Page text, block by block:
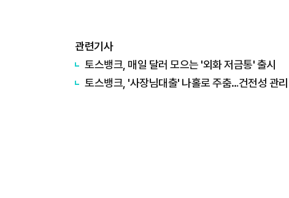
관련기사
토스뱅크, 매일 달러 모으는 '외화 저금통' 출시
토스뱅크, '사장님대출' 나홀로 주춤…건전성 관